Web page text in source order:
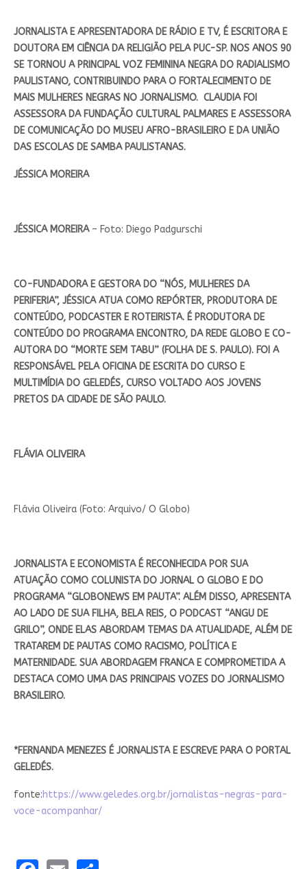
JORNALISTA E APRESENTADORA DE RÁDIO E TV, É ESCRITORA E
DOUTORA EM CIÊNCIA DA RELIGIÃO PELA PUC-SP. NOS ANOS 90
SE TORNOU A PRINCIPAL VOZ FEMININA NEGRA DO RADIALISMO
PAULISTANO, CONTRIBUINDO PARA O FORTALECIMENTO DE
MAIS MULHERES NEGRAS NO JORNALISMO. CLAUDIA FOI
ASSESSORA DA FUNDAÇÃO CULTURAL PALMARES E ASSESSORA
DE COMUNICAÇÃO DO MUSEU AFRO-BRASILEIRO E DA UNIÃO
DAS ESCOLAS DE SAMBA PAULISTANAS.
JÉSSICA MOREIRA
JÉSSICA MOREIRA – Foto: Diego Padgurschi
CO-FUNDADORA E GESTORA DO “NÓS, MULHERES DA
PERIFERIA”, JÉSSICA ATUA COMO REPÓRTER, PRODUTORA DE
CONTEÚDO, PODCASTER E ROTEIRISTA. É PRODUTORA DE
CONTEÚDO DO PROGRAMA ENCONTRO, DA REDE GLOBO E CO-
AUTORA DO “MORTE SEM TABU” (FOLHA DE S. PAULO). FOI A
RESPONSÁVEL PELA OFICINA DE ESCRITA DO CURSO E
MULTIMÍDIA DO GELEDÉS, CURSO VOLTADO AOS JOVENS
PRETOS DA CIDADE DE SÃO PAULO.
FLÁVIA OLIVEIRA
Flávia Oliveira (Foto: Arquivo/ O Globo)
JORNALISTA E ECONOMISTA É RECONHECIDA POR SUA
ATUAÇÃO COMO COLUNISTA DO JORNAL O GLOBO E DO
PROGRAMA “GLOBONEWS EM PAUTA”. ALÉM DISSO, APRESENTA
AO LADO DE SUA FILHA, BELA REIS, O PODCAST “ANGU DE
GRILO”, ONDE ELAS ABORDAM TEMAS DA ATUALIDADE, ALÉM DE
TRATAREM DE PAUTAS COMO RACISMO, POLÍTICA E
MATERNIDADE. SUA ABORDAGEM FRANCA E COMPROMETIDA A
DESTACA COMO UMA DAS PRINCIPAIS VOZES DO JORNALISMO
BRASILEIRO.
*FERNANDA MENEZES É JORNALISTA E ESCREVE PARA O PORTAL
GELEDÉS.
fonte:https://www.geledes.org.br/jornalistas-negras-para-
voce-acompanhar/